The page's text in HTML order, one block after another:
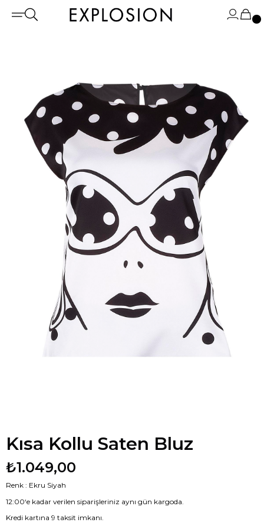
Kısa Kollu Saten Bluz
₺1.049,00
Renk : Ekru Siyah
12:00‘e kadar verilen siparişleriniz aynı gün kargoda.
Kredi kartına 9 taksit imkanı.